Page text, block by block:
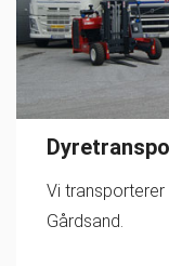
Vi
Gårdsand.